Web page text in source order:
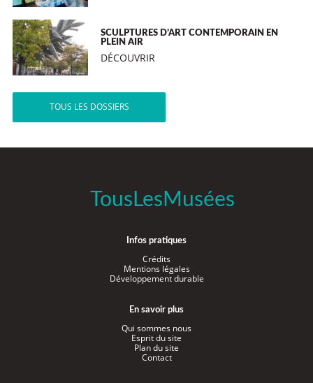
SCULPTURES D’ART CONTEMPORAIN EN
PLEIN AIR
DÉCOUVRIR
TOUS LES DOSSIERS
TousLesMusées
Infos pratiques
Crédits
Mentions légales
Développement durable
En savoir plus
Qui sommes nous
Esprit du site
Plan du site
Contact